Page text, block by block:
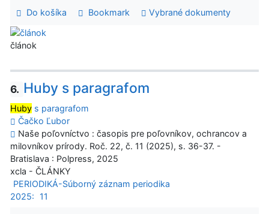
Do košíka Bookmark Vybrané dokumenty
článok
6. Huby s paragrafom
Huby s paragrafom
Čačko Ľubor
Naše poľovníctvo : časopis pre poľovníkov, ochrancov a
milovníkov prírody. Roč. 22, č. 11 (2025), s. 36-37. -
Bratislava : Polpress, 2025
xcla - ČLÁNKY
PERIODIKÁ-Súborný záznam periodika
2025:
11